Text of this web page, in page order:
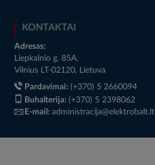
KONTAKTAI
Adresas:
Liepkalnio g. 85A,
Vilnius LT-02120, Lietuva
Pardavimai: (+370) 5 2660094
Buhalterija: (+370) 5 2398062
E-mail: administracija@elektrobalt.lt